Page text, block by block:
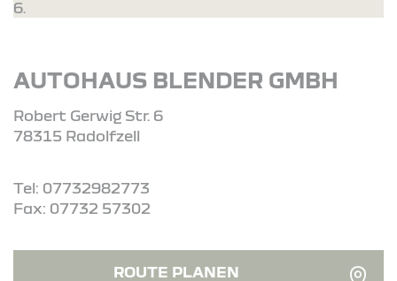
6.
AUTOHAUS BLENDER GMBH
Robert Gerwig Str. 6
78315 Radolfzell
Tel: 07732982773
Fax: 07732 57302
ROUTE PLANEN